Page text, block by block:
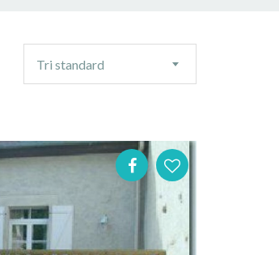
tri
Tri standard